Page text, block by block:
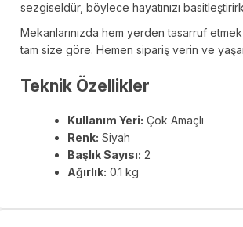
sezgiseldür, böylece hayatınızı
Mekanlarınızda hem yerden tasarruf
tam size göre. Hemen sipariş verin ve
Teknik Özellikler
Kullanım Yeri: Çok Amaçlı
Renk: Siyah
Başlık Sayısı: 2
Ağırlık: 0.1 kg